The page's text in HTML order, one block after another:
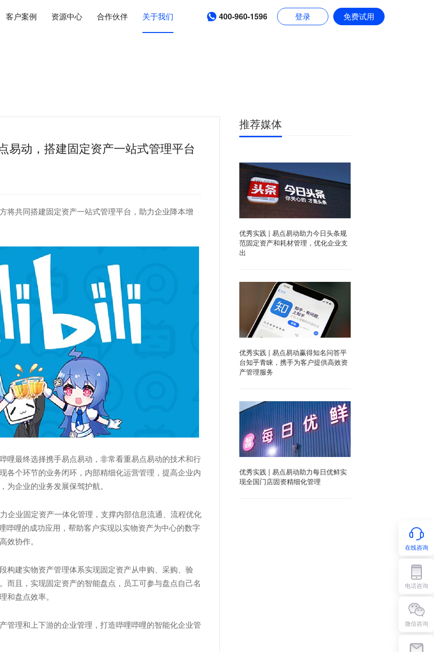
客户案例 资源中心 合作伙伴 关于我们 400-960-1596 登录 免费试用
易动，搭建固定资产一站式管理平台
将共同搭建固定资产一站式管理平台，助力企业降本增
哩最终选择携手易点易动，非常看重易点易动的技术和行
各个环节的业务闭环，内部精细化运营管理，提高企业内
企业的业务发展保驾护航。
企业固定资产一体化管理，支撑内部信息流通、流程优化
哔哩的成功应用，帮助客户实现以实物资产为中心的数字
效协作。
构建实物资产管理体系实现固定资产从申购、采购、验
而且，实现固定资产的智能盘点，员工可参与盘点自己名
和盘点效率。
管理和上下游的企业管理，打造哔哩哔哩的智能化企业管
推荐媒体
优秀实践 | 易点易动助力今日头条规
范固定资产和耗材管理，优化企业支
出
优秀实践 | 易点易动赢得知名问答平
台知乎青睐，携手为客户提供高效资
产管理服务
优秀实践 | 易点易动助力每日优鲜实
现全国门店固资精细化管理
在线咨询
电话咨询
微信咨询